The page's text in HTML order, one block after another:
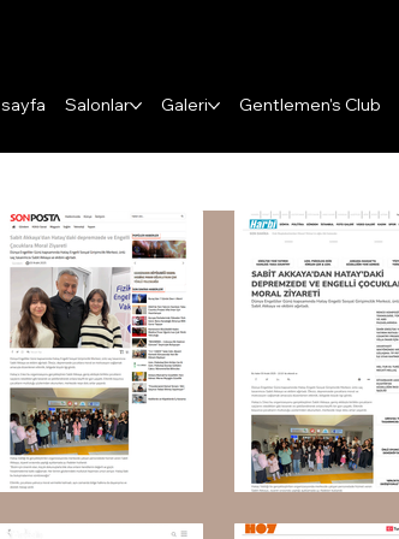
Salonlar Galeri Gentlemen's Club